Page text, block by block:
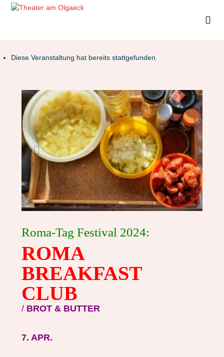
Diese Veranstaltung hat bereits stattgefunden.
Roma-Tag Festival 2024:
ROMA
BREAKFAST
CLUB
/ BROT & BUTTER
7. APR.